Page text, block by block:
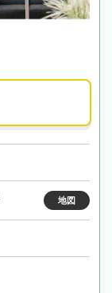
地図